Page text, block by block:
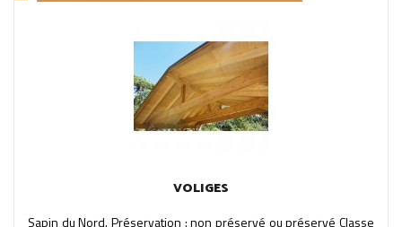
VOLIGES
Sapin du Nord. Préservation : non préservé ou préservé Classe